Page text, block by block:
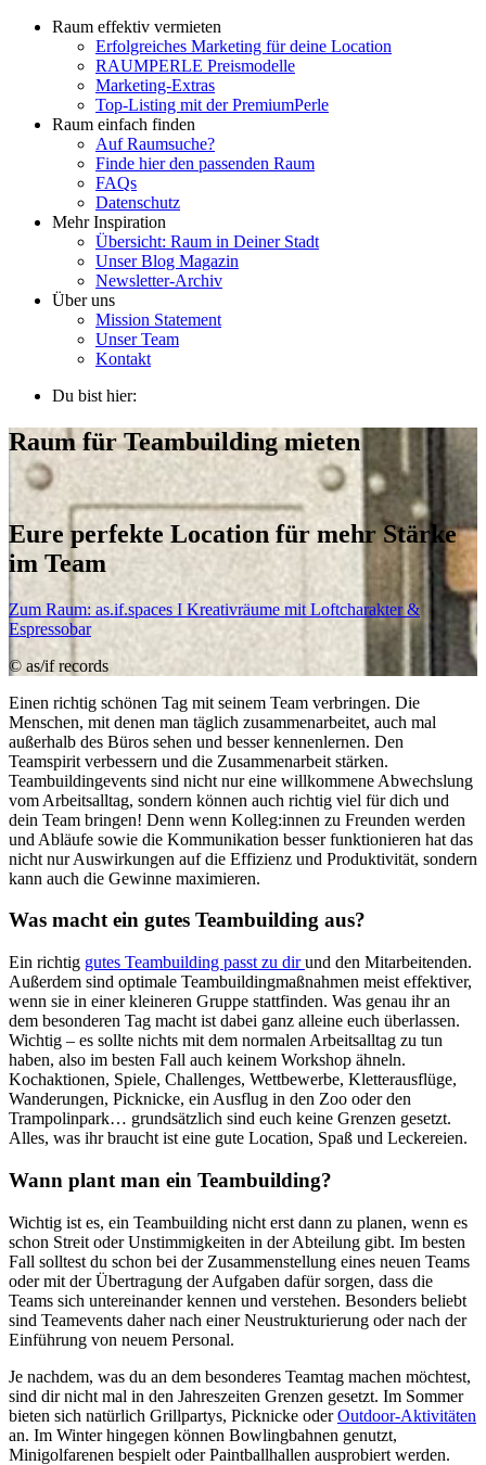
Raum effektiv vermieten
Erfolgreiches Marketing für deine Location
RAUMPERLE Preismodelle
Marketing-Extras
Top-Listing mit der PremiumPerle
Raum einfach finden
Auf Raumsuche?
Finde hier den passenden Raum
FAQs
Datenschutz
Mehr Inspiration
Übersicht: Raum in Deiner Stadt
Unser Blog Magazin
Newsletter-Archiv
Über uns
Mission Statement
Unser Team
Kontakt
Du bist hier:
Raum für Teambuilding mieten
Eure perfekte Location für mehr Stärke
im Team
Zum Raum: as.if.spaces I Kreativräume mit Loftcharakter &
Espressobar
© as/if records
Einen richtig schönen Tag mit seinem Team verbringen. Die
Menschen, mit denen man täglich zusammenarbeitet, auch mal
außerhalb des Büros sehen und besser kennenlernen. Den
Teamspirit verbessern und die Zusammenarbeit stärken.
Teambuildingevents sind nicht nur eine willkommene Abwechslung
vom Arbeitsalltag, sondern können auch richtig viel für dich und
dein Team bringen! Denn wenn Kolleg:innen zu Freunden werden
und Abläufe sowie die Kommunikation besser funktionieren hat das
nicht nur Auswirkungen auf die Effizienz und Produktivität, sondern
kann auch die Gewinne maximieren.
Was macht ein gutes Teambuilding aus?
Ein richtig gutes Teambuilding passt zu dirund den Mitarbeitenden.
Außerdem sind optimale Teambuildingmaßnahmen meist effektiver,
wenn sie in einer kleineren Gruppe stattfinden. Was genau ihr an
dem besonderen Tag macht ist dabei ganz alleine euch überlassen.
Wichtig – es sollte nichts mit dem normalen Arbeitsalltag zu tun
haben, also im besten Fall auch keinem Workshop ähneln.
Kochaktionen, Spiele, Challenges, Wettbewerbe, Kletterausflüge,
Wanderungen, Picknicke, ein Ausflug in den Zoo oder den
Trampolinpark… grundsätzlich sind euch keine Grenzen gesetzt.
Alles, was ihr braucht ist eine gute Location, Spaß und Leckereien.
Wann plant man ein Teambuilding?
Wichtig ist es, ein Teambuilding nicht erst dann zu planen, wenn es
schon Streit oder Unstimmigkeiten in der Abteilung gibt. Im besten
Fall solltest du schon bei der Zusammenstellung eines neuen Teams
oder mit der Übertragung der Aufgaben dafür sorgen, dass die
Teams sich untereinander kennen und verstehen. Besonders beliebt
sind Teamevents daher nach einer Neustrukturierung oder nach der
Einführung von neuem Personal.
Je nachdem, was du an dem besonderes Teamtag machen möchtest,
sind dir nicht mal in den Jahreszeiten Grenzen gesetzt. Im Sommer
bieten sich natürlich Grillpartys, Picknicke oderOutdoor-Aktivitäten
an. Im Winter hingegen können Bowlingbahnen genutzt,
Minigolfarenen bespielt oder Paintballhallen ausprobiert werden.